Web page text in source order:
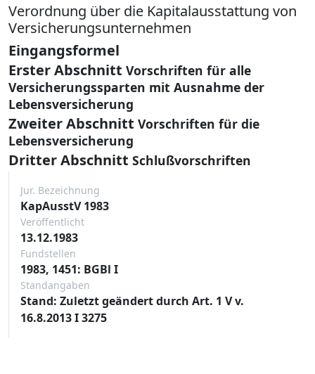
Verordnung über die Kapitalausstattung von
Versicherungsunternehmen
Eingangsformel
Erster Abschnitt Vorschriften für alle
Versicherungssparten mit Ausnahme der
Lebensversicherung
Zweiter Abschnitt Vorschriften für die
Lebensversicherung
Dritter Abschnitt Schlußvorschriften
Jur. Bezeichnung
KapAusstV 1983
Veröffentlicht
13.12.1983
Fundstellen
1983, 1451: BGBl I
Standangaben
Stand: Zuletzt geändert durch Art. 1 V v.
16.8.2013 I 3275